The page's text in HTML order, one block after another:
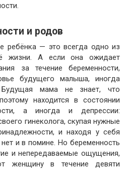
и родов
— это всегда одно из
жизни. А если она ожидает
за течение беременности,
будущего малыша, иногда
Будущая мама не знает, что
находится в состоянии
а иногда и депрессии:
гинеколога, скупая нужные
и находя у себя
и в помине. Но беременность
и непередаваемые ощущения,
женщину в течение девяти